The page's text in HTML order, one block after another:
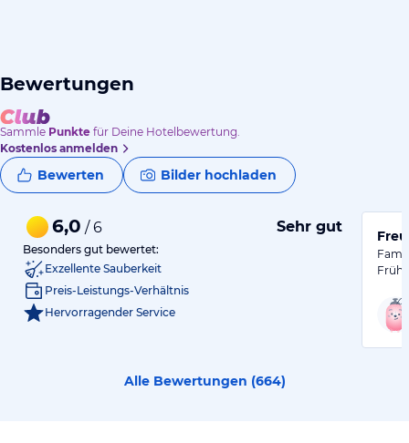
Bewertungen
Sammle Punkte für Deine Hotelbewertung.
Kostenlos anmelden
Bewerten Bilder hochladen
6,0 / 6 Sehr gut
Besonders gut bewertet:
Exzellente Sauberkeit
Preis-Leistungs-Verhältnis
Hervorragender Service
Alle Bewertungen (664)